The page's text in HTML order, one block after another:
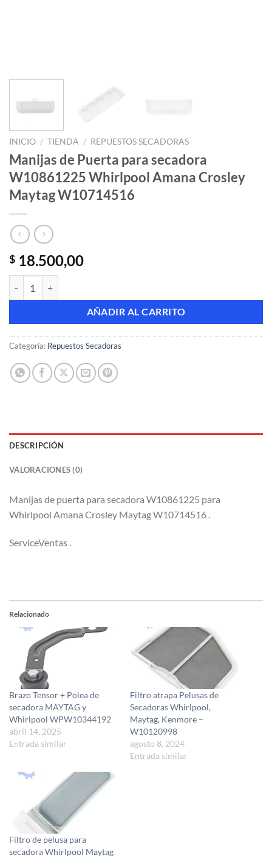
INICIO / TIENDA / REPUESTOS SECADORAS
Manijas de Puerta para secadora
W10861225 Whirlpool Amana Crosley
Maytag W10714516
$ 18.500,00
AÑADIR AL CARRITO
Categoría: Repuestos Secadoras
DESCRIPCIÓN
VALORACIONES (0)
Manijas de puerta para secadora W10861225 para
Whirlpool Amana Crosley Maytag W10714516 .
ServiceVentas .
Relacionado
Brazo Tensor + Polea de
secadora MAYTAG y
Whirlpool WPW10344192
abril 14, 2025
Entrada similar
Filtro atrapa Pelusas de
Secadoras Whirlpool,
Maytag, Kenmore –
W10120998
agosto 8, 2024
Entrada similar
Filtro de pelusa para
secadora Whirlpool Maytag